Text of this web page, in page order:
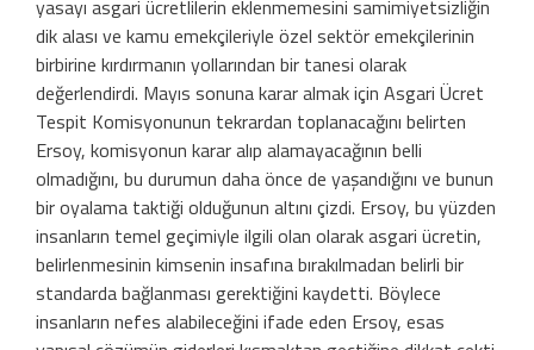
yasayı asgari ücretlilerin eklenmemesini samimiyetsizliğin
dik alası ve kamu emekçileriyle özel sektör emekçilerinin
birbirine kırdırmanın yollarından bir tanesi olarak
değerlendirdi. Mayıs sonuna karar almak için Asgari Ücret
Tespit Komisyonunun tekrardan toplanacağını belirten
Ersoy, komisyonun karar alıp alamayacağının belli
olmadığını, bu durumun daha önce de yaşandığını ve bunun
bir oyalama taktiği olduğunun altını çizdi. Ersoy, bu yüzden
insanların temel geçimiyle ilgili olan olarak asgari ücretin,
belirlenmesinin kimsenin insafına bırakılmadan belirli bir
standarda bağlanması gerektiğini kaydetti. Böylece
insanların nefes alabileceğini ifade eden Ersoy, esas